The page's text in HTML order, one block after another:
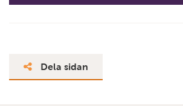
Dela sidan